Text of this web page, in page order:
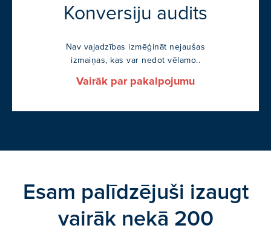
Konversiju audits
Nav vajadzības izmēģināt nejaušas
izmaiņas, kas var nedot vēlamo..
Vairāk par pakalpojumu
Esam palīdzējuši izaugt
vairāk nekā 200